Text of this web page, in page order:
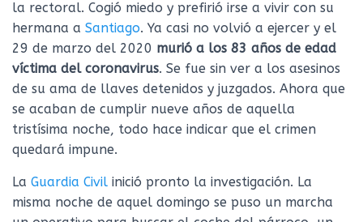
la rectoral. Cogió miedo y prefirió irse a vivir con su
hermana a Santiago. Ya casi no volvió a ejercer y el
29 de marzo del 2020 murió a los 83 años de edad
víctima del coronavirus. Se fue sin ver a los asesinos
de su ama de llaves detenidos y juzgados. Ahora que
se acaban de cumplir nueve años de aquella
tristísima noche, todo hace indicar que el crimen
quedará impune.
La Guardia Civil inició pronto la investigación. La
misma noche de aquel domingo se puso un marcha